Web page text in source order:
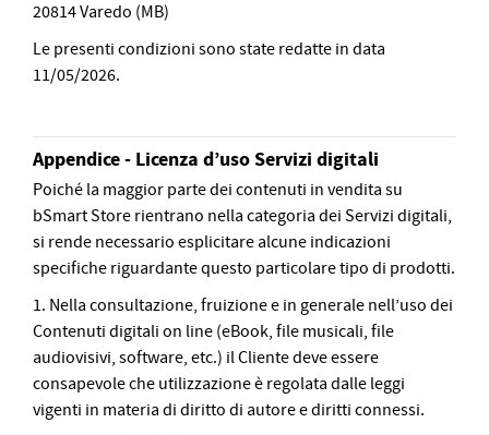
20814 Varedo (MB)
Le presenti condizioni sono state redatte in data
11/05/2026.
Appendice - Licenza d’uso Servizi digitali
Poiché la maggior parte dei contenuti in vendita su
bSmart Store rientrano nella categoria dei Servizi digitali,
si rende necessario esplicitare alcune indicazioni
specifiche riguardante questo particolare tipo di prodotti.
1. Nella consultazione, fruizione e in generale nell’uso dei
Contenuti digitali on line (eBook, file musicali, file
audiovisivi, software, etc.) il Cliente deve essere
consapevole che utilizzazione è regolata dalle leggi
vigenti in materia di diritto di autore e diritti connessi.